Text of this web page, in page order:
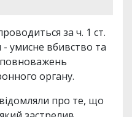
за ч. 1 ст.
- умисне вбивство та
органу.
про те, що